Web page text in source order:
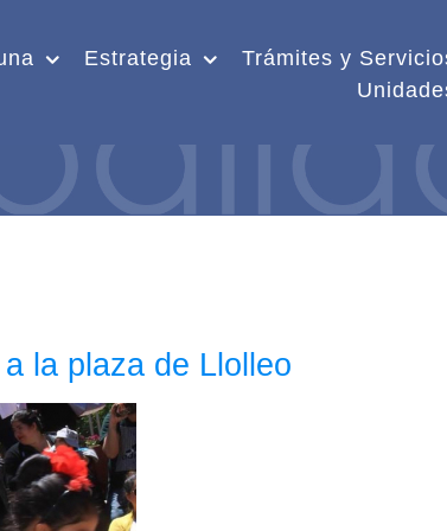
Estrategia
Trámites y
la plaza de Llolleo